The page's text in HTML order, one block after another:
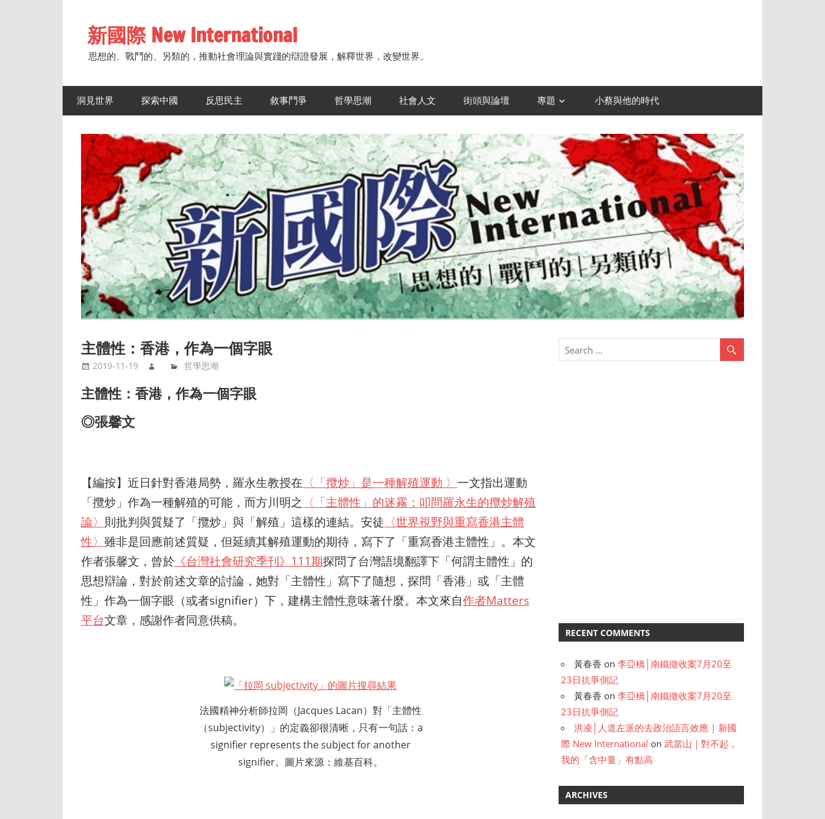
content新國際 New International
思想的、戰鬥的、另類的，推動社會理論與實踐的辯證發展，解釋世界，改變世界。
洞見世界 探索中國 反思民主 敘事鬥爭 哲學思潮 社會人文 街頭與論壇 專題 小蔡與他的時代
主體性：香港，作為一個字眼
2019-11-19 哲學思潮
主體性：香港，作為一個字眼
◎張馨文
【編按】近日針對香港局勢，羅永生教授在 〈「攬炒」是一種解殖運動 〉 一文指出運動
「攬炒」作為一種解殖的可能，而方川明之 〈「主體性」的迷霧：叩問羅永生的攬炒解殖
論〉 則批判與質疑了「攬炒」與「解殖」這樣的連結。安徒 〈世界視野與重寫香港主體
性〉 雖非是回應前述質疑，但延續其解殖運動的期待，寫下了「重寫香港主體性」。本文
作者張馨文，曾於 《台灣社會研究季刊》111期探問了台灣語境翻譯下「何謂主體性」的
思想辯論，對於前述文章的討論，她對「主體性」寫下了隨想，探問「香港」或「主體
性」作為一個字眼（或者signifier）下，建構主體性意味著什麼。本文來自作者Matters
平台文章，感謝作者同意供稿。
法國精神分析師拉岡（Jacques Lacan）對「主體性
（subjectivity）」的定義卻很清晰，只有一句話：a
signifier represents the subject for another
signifier。圖片來源：維基百科。
RECENT COMMENTS
黃春香 on李亞橋│南鐵徵收案7月20至
23日抗爭側記
黃春香 on李亞橋│南鐵徵收案7月20至
23日抗爭側記
洪凌│人道左派的去政治語言效應 | 新國
際 New International on武當山｜對不起，
我的「含中量」有點高
ARCHIVES